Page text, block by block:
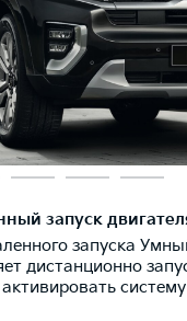
запуск
запуска
дистанционно